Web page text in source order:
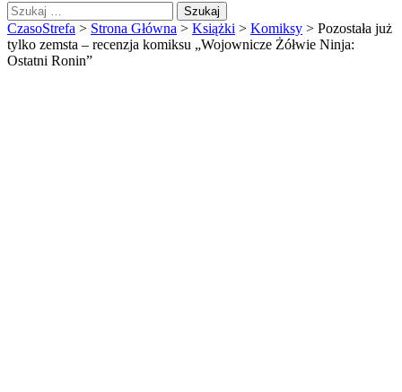
Szukaj:
CzasoStrefa > Strona Główna > Książki > Komiksy > Pozostała już
tylko zemsta – recenzja komiksu „Wojownicze Żółwie Ninja:
Ostatni Ronin”